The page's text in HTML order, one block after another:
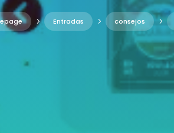
5 Entradas 5 consejos 5